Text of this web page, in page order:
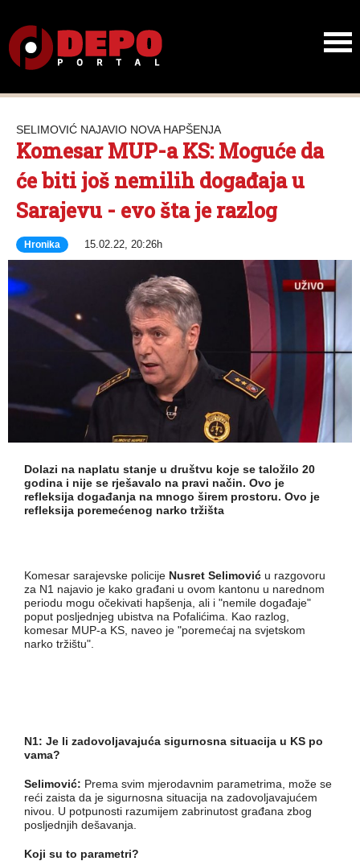
SELIMOVIĆ NAJAVIO NOVA HAPŠENJA
Komesar MUP-a KS: Moguće da
će biti još nemilih događaja u
Sarajevu - evo šta je razlog
Hronika 15.02.22, 20:26h
Dolazi na naplatu stanje u društvu koje se taložilo 20
godina i nije se rješavalo na pravi način. Ovo je
refleksija događanja na mnogo širem prostoru. Ovo je
refleksija poremećenog narko tržišta
Komesar sarajevske policije Nusret Selimović u razgovoru
za N1 najavio je kako građani u ovom kantonu u narednom
periodu mogu očekivati hapšenja, ali i "nemile događaje"
poput posljednjeg ubistva na Pofalićima. Kao razlog,
komesar MUP-a KS, naveo je "poremećaj na svjetskom
narko tržištu".
N1: Je li zadovoljavajuća sigurnosna situacija u KS po
vama?
Selimović: Prema svim mjerodavnim parametrima, može se
reći zaista da je sigurnosna situacija na zadovoljavajućem
nivou. U potpunosti razumijem zabrinutost građana zbog
posljednjih dešavanja.
Koji su to parametri?